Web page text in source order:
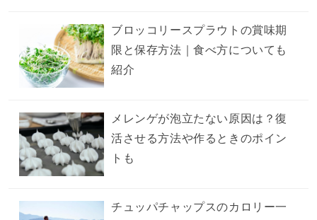
ブロッコリースプラウトの賞味期
限と保存方法｜食べ方についても
紹介
メレンゲが泡立たない原因は？復
活させる方法や作るときのポイン
トも
チュッパチャップスのカロリー一